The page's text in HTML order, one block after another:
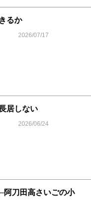
偏愛レビュー 第1
拒否する日本人
回
病の十年 第4回
12回
人者たち 第16回
るか
2026/07/17
居しない
2026/06/24
阿刀田高さいごの小